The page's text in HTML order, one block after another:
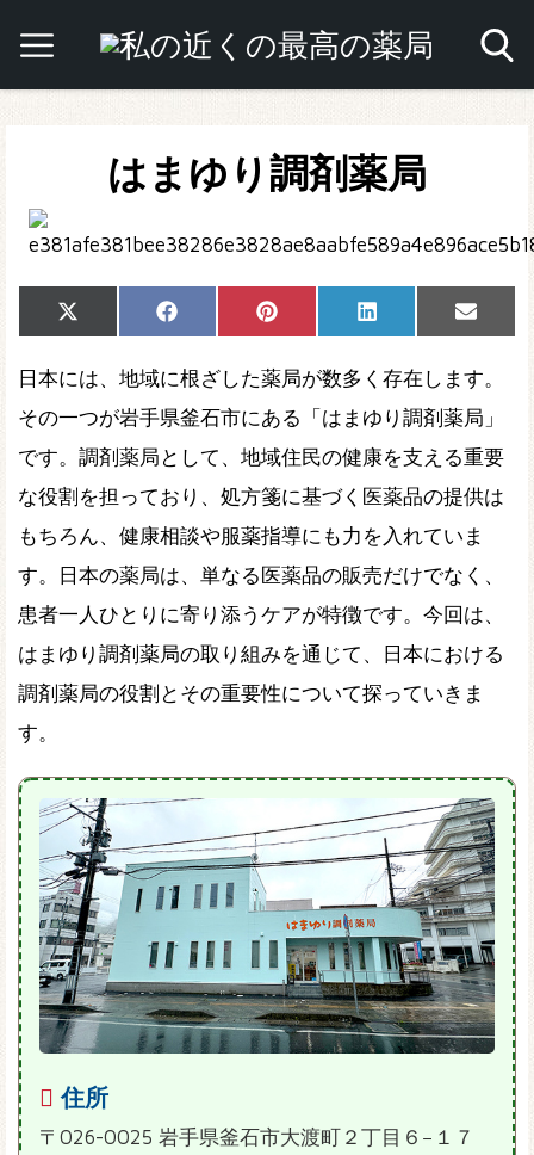
はまゆり調剤薬局
Share
on
X
(Twitter)
Share
on
Facebook Share
on
Pinterest Share
on
LinkedIn
Share
on
Email
日本には、地域に根ざした薬局が数多く存在します。
その一つが岩手県釜石市にある「はまゆり調剤薬局」
です。調剤薬局として、地域住民の健康を支える重要
な役割を担っており、処方箋に基づく医薬品の提供は
もちろん、健康相談や服薬指導にも力を入れていま
す。日本の薬局は、単なる医薬品の販売だけでなく、
患者一人ひとりに寄り添うケアが特徴です。今回は、
はまゆり調剤薬局の取り組みを通じて、日本における
調剤薬局の役割とその重要性について探っていきま
す。
住所
〒026-0025 岩手県釜石市大渡町２丁目６−１７